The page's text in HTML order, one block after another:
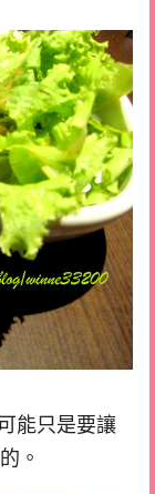
能只是要讓
。